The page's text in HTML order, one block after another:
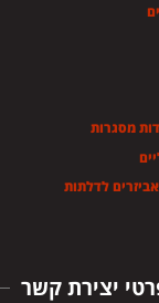
יצירת קשר
מסגרות
לדלתות